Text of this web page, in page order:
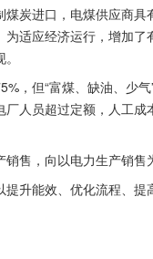
炭进口，电煤供应商
适应经济运行，增加
，但“富煤、缺油、少
人员超过定额，人工
售，向以电力生产销售
升能效、优化流程、